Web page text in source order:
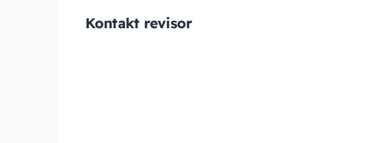
Kontakt revisor